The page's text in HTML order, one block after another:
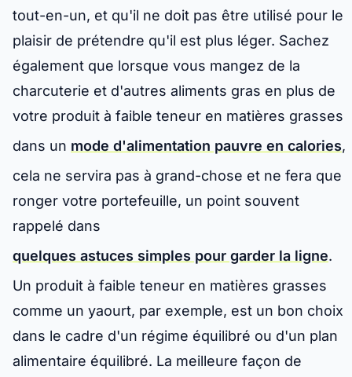
tout-en-un, et qu'il ne doit pas être utilisé pour le
plaisir de prétendre qu'il est plus léger. Sachez
également que lorsque vous mangez de la
charcuterie et d'autres aliments gras en plus de
votre produit à faible teneur en matières grasses
dans un mode d'alimentation pauvre en calories,
cela ne servira pas à grand-chose et ne fera que
ronger votre portefeuille, un point souvent
rappelé dans
quelques astuces simples pour garder la ligne.
Un produit à faible teneur en matières grasses
comme un yaourt, par exemple, est un bon choix
dans le cadre d'un régime équilibré ou d'un plan
alimentaire équilibré. La meilleure façon de